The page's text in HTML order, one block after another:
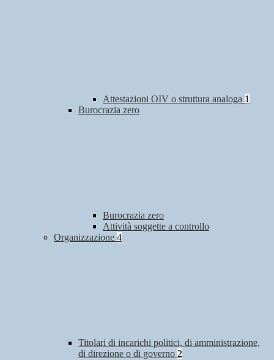
Attestazioni OIV o struttura analoga 1
Burocrazia zero
Burocrazia zero
Attività soggette a controllo
Organizzazione 4
Titolari di incarichi politici, di amministrazione,
di direzione o di governo 2